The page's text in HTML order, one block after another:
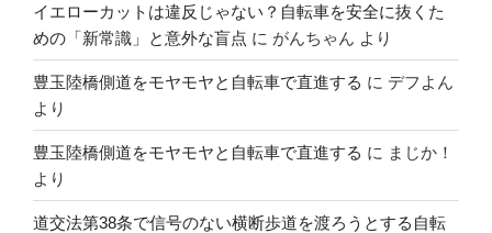
イエローカットは違反じゃない？自転車を安全に抜くた
めの「新常識」と意外な盲点 に がんちゃん より
豊玉陸橋側道をモヤモヤと自転車で直進する に デフよん
より
豊玉陸橋側道をモヤモヤと自転車で直進する に まじか！
より
道交法第38条で信号のない横断歩道を渡ろうとする自転